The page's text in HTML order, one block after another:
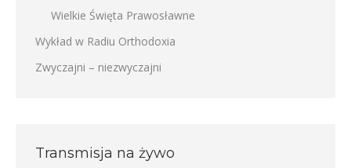
Wielkie Święta Prawosławne
Wykład w Radiu Orthodoxia
Zwyczajni – niezwyczajni
Transmisja na żywo